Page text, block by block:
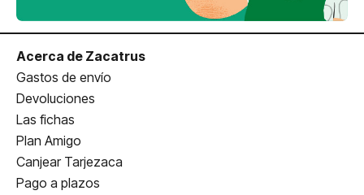
Acerca de Zacatrus
Gastos de envío
Devoluciones
Las fichas
Plan Amigo
Canjear Tarjezaca
Pago a plazos